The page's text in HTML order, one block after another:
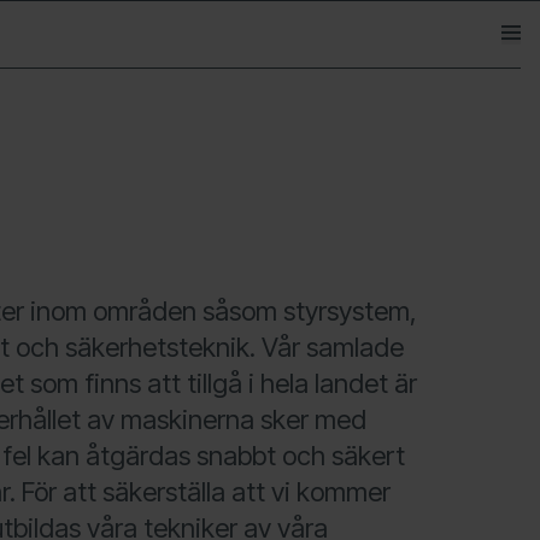
inom områden såsom styrsystem,
och säkerhetsteknik. Vår samlade
som finns att tillgå i hela landet är
av maskinerna sker med
kan åtgärdas snabbt och säkert
För att säkerställa att vi kommer
våra tekniker av våra